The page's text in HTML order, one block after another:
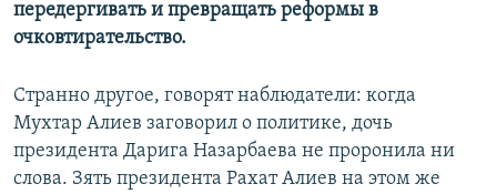
передергивать и превращать реформы в
очковтирательство.
Странно другое, говорят наблюдатели: когда
Мухтар Алиев заговорил о политике, дочь
президента Дарига Назарбаева не проронила ни
слова. Зять президента Рахат Алиев на этом же